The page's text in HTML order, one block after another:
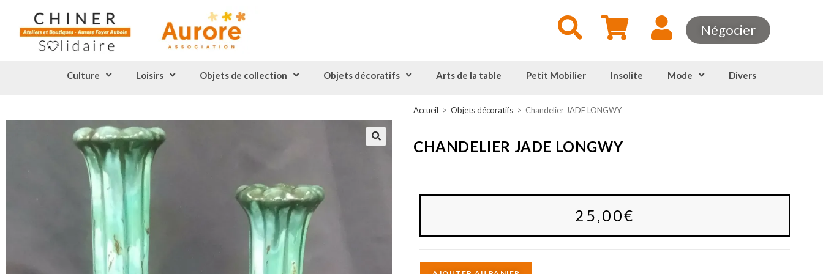
Négocier
Culture Loisirs Objets de collection Objets décoratifs Arts de la table Petit Mobilier Insolite Mode Divers
Accueil > Objets décoratifs > Chandelier JADE LONGWY
CHANDELIER JADE LONGWY
25,00€